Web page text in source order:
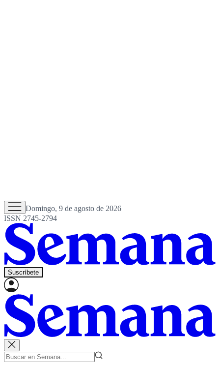
Domingo, 9 de agosto de 2026
ISSN 2745-2794
Suscríbete